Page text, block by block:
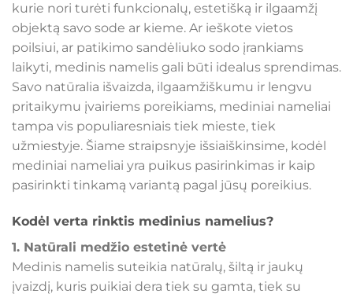
kurie nori turėti funkcionalų, estetišką ir ilgaamžį
objektą savo sode ar kieme. Ar ieškote vietos
poilsiui, ar patikimo sandėliuko sodo įrankiams
laikyti, medinis namelis gali būti idealus sprendimas.
Savo natūralia išvaizda, ilgaamžiškumu ir lengvu
pritaikymu įvairiems poreikiams, mediniai nameliai
tampa vis populiaresniais tiek mieste, tiek
užmiestyje. Šiame straipsnyje išsiaiškinsime, kodėl
mediniai nameliai yra puikus pasirinkimas ir kaip
pasirinkti tinkamą variantą pagal jūsų poreikius.
Kodėl verta rinktis medinius namelius?
1. Natūrali medžio estetinė vertė
Medinis namelis suteikia natūralų, šiltą ir jaukų
įvaizdį, kuris puikiai dera tiek su gamta, tiek su